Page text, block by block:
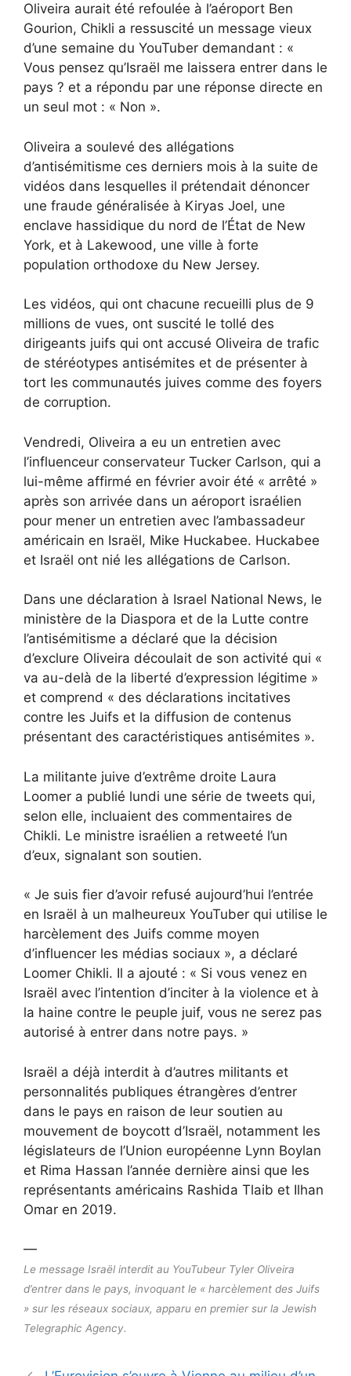
Oliveira aurait été refoulée à l’aéroport Ben
Gourion, Chikli a ressuscité un message vieux
d’une semaine du YouTuber demandant : «
Vous pensez qu’Israël me laissera entrer dans le
pays ? et a répondu par une réponse directe en
un seul mot : « Non ».
Oliveira a soulevé des allégations
d’antisémitisme ces derniers mois à la suite de
vidéos dans lesquelles il prétendait dénoncer
une fraude généralisée à Kiryas Joel, une
enclave hassidique du nord de l’État de New
York, et à Lakewood, une ville à forte
population orthodoxe du New Jersey.
Les vidéos, qui ont chacune recueilli plus de 9
millions de vues, ont suscité le tollé des
dirigeants juifs qui ont accusé Oliveira de trafic
de stéréotypes antisémites et de présenter à
tort les communautés juives comme des foyers
de corruption.
Vendredi, Oliveira a eu un entretien avec
l’influenceur conservateur Tucker Carlson, qui a
lui-même affirmé en février avoir été « arrêté »
après son arrivée dans un aéroport israélien
pour mener un entretien avec l’ambassadeur
américain en Israël, Mike Huckabee. Huckabee
et Israël ont nié les allégations de Carlson.
Dans une déclaration à Israel National News, le
ministère de la Diaspora et de la Lutte contre
l’antisémitisme a déclaré que la décision
d’exclure Oliveira découlait de son activité qui «
va au-delà de la liberté d’expression légitime »
et comprend « des déclarations incitatives
contre les Juifs et la diffusion de contenus
présentant des caractéristiques antisémites ».
La militante juive d’extrême droite Laura
Loomer a publié lundi une série de tweets qui,
selon elle, incluaient des commentaires de
Chikli. Le ministre israélien a retweeté l’un
d’eux, signalant son soutien.
« Je suis fier d’avoir refusé aujourd’hui l’entrée
en Israël à un malheureux YouTuber qui utilise le
harcèlement des Juifs comme moyen
d’influencer les médias sociaux », a déclaré
Loomer Chikli. Il a ajouté : « Si vous venez en
Israël avec l’intention d’inciter à la violence et à
la haine contre le peuple juif, vous ne serez pas
autorisé à entrer dans notre pays. »
Israël a déjà interdit à d’autres militants et
personnalités publiques étrangères d’entrer
dans le pays en raison de leur soutien au
mouvement de boycott d’Israël, notamment les
législateurs de l’Union européenne Lynn Boylan
et Rima Hassan l’année dernière ainsi que les
représentants américains Rashida Tlaib et Ilhan
Omar en 2019.
—
Le message Israël interdit au YouTubeur Tyler Oliveira
d’entrer dans le pays, invoquant le « harcèlement des Juifs
» sur les réseaux sociaux, apparu en premier sur la Jewish
Telegraphic Agency.